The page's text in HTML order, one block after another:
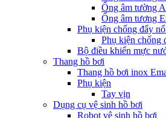
Ống âm tường
Ống âm tương
Phụ kiện chống đẩy
Phụ kiện chống
Bộ điều khiển mực
Thang hồ bơi
Thang hồ bơi inox
Phụ kiện
Tay vịn
Dụng cụ vệ sinh hồ bơi
Robot vệ sinh hồ bơi